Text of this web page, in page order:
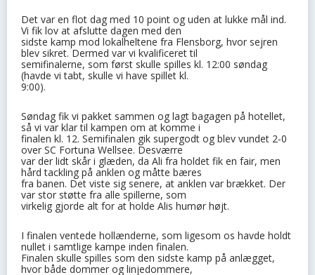
Det var en flot dag med 10 point og uden at lukke mål ind.
Vi fik lov at afslutte dagen med den
sidste kamp mod lokalheltene fra Flensborg, hvor sejren
blev sikret. Dermed var vi kvalificeret til
semifinalerne, som først skulle spilles kl. 12:00 søndag
(havde vi tabt, skulle vi have spillet kl.
9:00).
Søndag fik vi pakket sammen og lagt bagagen på hotellet,
så vi var klar til kampen om at komme i
finalen kl. 12. Semifinalen gik supergodt og blev vundet 2-0
over SC Fortuna Wellsee. Desværre
var der lidt skår i glæden, da Ali fra holdet fik en fair, men
hård tackling på anklen og måtte bæres
fra banen. Det viste sig senere, at anklen var brækket. Der
var stor støtte fra alle spillerne, som
virkelig gjorde alt for at holde Alis humør højt.
I finalen ventede hollænderne, som ligesom os havde holdt
nullet i samtlige kampe inden finalen.
Finalen skulle spilles som den sidste kamp på anlægget,
hvor både dommer og linjedommere,